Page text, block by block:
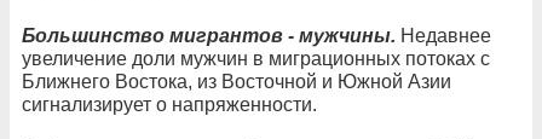
Большинство мигрантов - мужчины. Недавнее
увеличение доли мужчин в миграционных потоках с
Ближнего Востока, из Восточной и Южной Азии
сигнализирует о напряженности.